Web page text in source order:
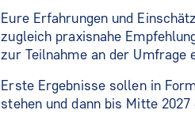
Eure Erfahrungen und
zugleich praxisnahe
zur Teilnahme an der Umfrage
Erste Ergebnisse sollen in
stehen und dann bis Mitte